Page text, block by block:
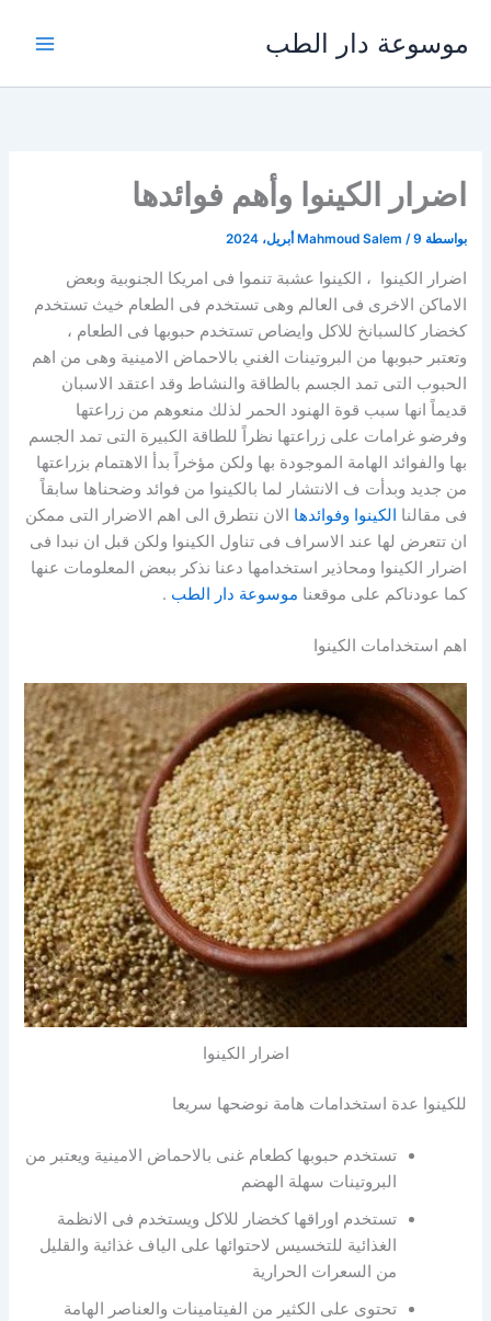
المحتوى
موسوعة دار الطب
اضرار الكينوا وأهم فوائدها
بواسطة Mahmoud Salem /9 أبريل، 2024
اضرار الكينوا ، الكينوا عشبة تنموا فى امريكا الجنوبية وبعض
الاماكن الاخرى فى العالم وهى تستخدم فى الطعام خيث تستخدم
كخضار كالسبانخ للاكل وايضاص تستخدم حبوبها فى الطعام ،
وتعتبر حبوبها من البروتينات الغني بالاحماض الامينية وهى من اهم
الحبوب التى تمد الجسم بالطاقة والنشاط وقد اعتقد الاسبان
قديماً انها سبب قوة الهنود الحمر لذلك منعوهم من زراعتها
وفرضو غرامات على زراعتها نظراً للطاقة الكبيرة التى تمد الجسم
بها والفوائد الهامة الموجودة بها ولكن مؤخراً بدأ الاهتمام بزراعتها
من جديد وبدأت ف الانتشار لما بالكينوا من فوائد وضحناها سابقاً
فى مقالنا الكينوا وفوائدها الان نتطرق الى اهم الاضرار التى ممكن
ان تتعرض لها عند الاسراف فى تناول الكينوا ولكن قبل ان نبدا فى
اضرار الكينوا ومحاذير استخدامها دعنا نذكر ببعض المعلومات عنها
كما عودناكم على موقعنا موسوعة دار الطب .
اهم استخدامات الكينوا
اضرار الكينوا
للكينوا عدة استخدامات هامة نوضحها سريعا
تستخدم حبوبها كطعام غنى بالاحماض الامينية ويعتبر من
البروتينات سهلة الهضم
تستخدم اوراقها كخضار للاكل ويستخدم فى الانظمة
الغذائية للتخسيس لاحتوائها على الياف غذائية والقليل
من السعرات الحرارية
تحتوى على الكثير من الفيتامينات والعناصر الهامة